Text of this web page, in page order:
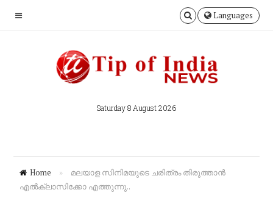
Languages
Saturday 8 August 2026
Home »
മലയാള സിനിമയുടെ ചരിത്രം തിരുത്താൻ
എൽക്ലാസിക്കോ എത്തുന്നു..